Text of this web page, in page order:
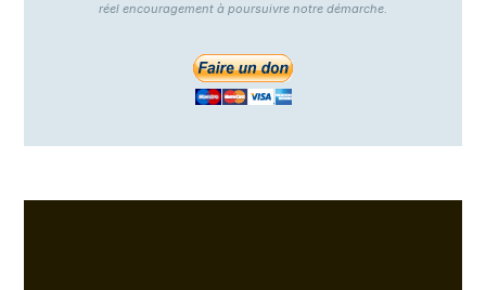
réel encouragement à poursuivre notre démarche.